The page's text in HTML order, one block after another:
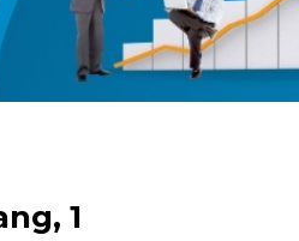
1